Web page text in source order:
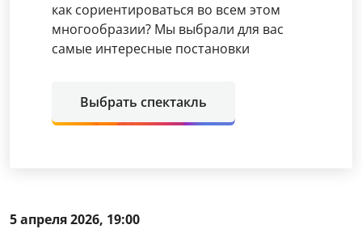
как сориентироваться во всем этом
многообразии? Мы выбрали для вас
самые интересные постановки
Выбрать спектакль
5 апреля 2026, 19:00